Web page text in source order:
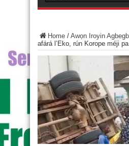
Home / Awọn Iroyin
afárá l’Eko, rún Korope méji pa